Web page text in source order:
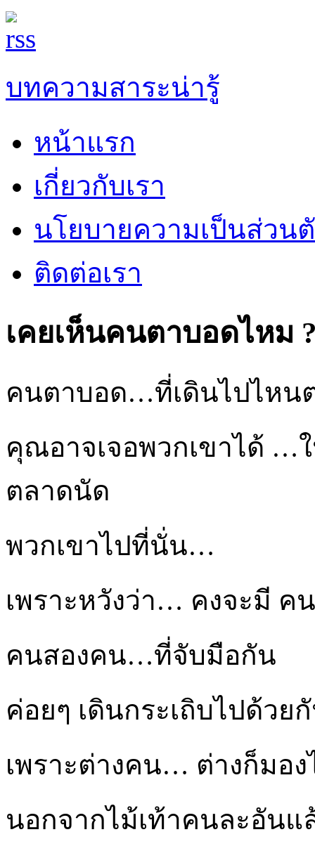
บทความสาระน่ารู้
หน้าแรก
เกี่ยวกับเรา
นโยบายความเป็นส่วน
ติดต่อเรา
เคยเห็นคนตาบอดไหม
คนตาบอด…ที่เดินไปไหน
คุณอาจเจอพวกเขาได้ …
ตลาดนัด
พวกเขาไปที่นั่น…
เพราะหวังว่า… คงจะมี
คนสองคน…ที่จับมือกัน
ค่อยๆ เดินกระเถิบไปด้ว
เพราะต่างคน… ต่างก็มอ
นอกจากไม้เท้าคนละอัน